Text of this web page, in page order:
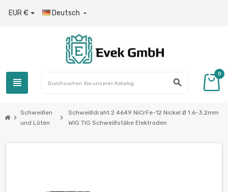
EUR € Deutsch 
view_headline search
0
chevron_right
Schweißen
und Löten
chevron_right
Schweißdraht 2.4649 NiCrFe-12 Nickel Ø 1.6-3.2mm
WIG TIG Schweißstäbe Elektroden